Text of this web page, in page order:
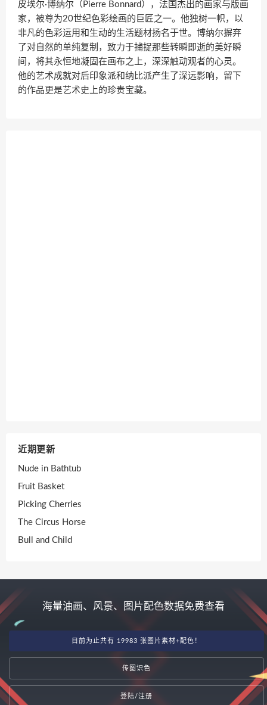
皮埃尔·博纳尔（Pierre Bonnard），法国杰出的画家与版画
家，被尊为20世纪色彩绘画的巨匠之一。他独树一帜，以
非凡的色彩运用和生动的生活题材扬名于世。博纳尔摒弃
了对自然的单纯复制，致力于捕捉那些转瞬即逝的美好瞬
间，将其永恒地凝固在画布之上，深深触动观者的心灵。
他的艺术成就对后印象派和纳比派产生了深远影响，留下
的作品更是艺术史上的珍贵宝藏。
近期更新
Nude in Bathtub
Fruit Basket
Picking Cherries
The Circus Horse
Bull and Child
海量油画、风景、图片配色数据免费查看
目前为止共有 19983 张图片素材+配色！
传图识色
登陆/注册